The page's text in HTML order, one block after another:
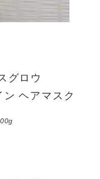
グロウ
ン ヘアマスク